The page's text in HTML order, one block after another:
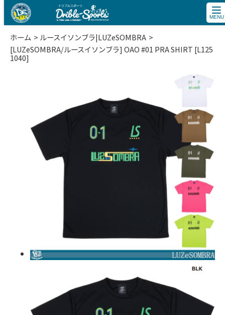
ホーム
ルースイソンブラ|LUZeSOMBRA
[LUZeSOMBRA/ルースイソンブラ] OAO #01 PRA SHIRT [L125
1040]